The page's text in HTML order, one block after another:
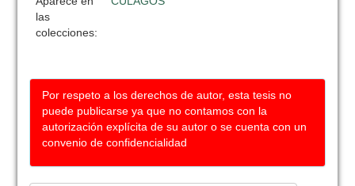
las
colecciones:
Por respeto a los derechos de autor, esta tesis no
puede publicarse ya que no contamos con la
autorización explícita de su autor o se cuenta con un
convenio de confidencialidad